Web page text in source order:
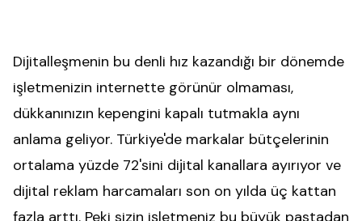
Dijitalleşmenin bu denli hız kazandığı bir dönemde
işletmenizin internette görünür olmaması,
dükkanınızın kepengini kapalı tutmakla aynı
anlama geliyor. Türkiye'de markalar bütçelerinin
ortalama yüzde 72'sini dijital kanallara ayırıyor ve
dijital reklam harcamaları son on yılda üç kattan
fazla arttı. Peki sizin işletmeniz bu büyük pastadan